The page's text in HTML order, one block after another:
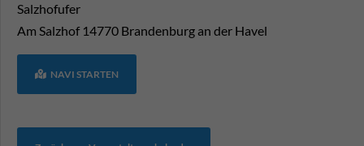
Salzhofufer
Am Salzhof 14770 Brandenburg an der Havel
NAVI STARTEN